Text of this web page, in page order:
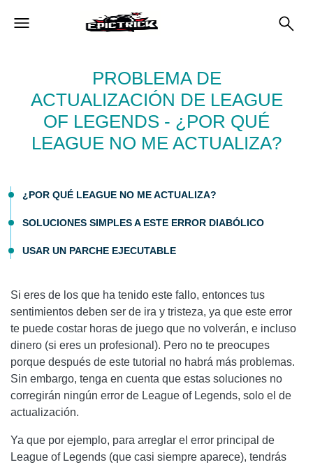
PROBLEMA DE
ACTUALIZACIÓN DE LEAGUE
OF LEGENDS - ¿POR QUÉ
LEAGUE NO ME ACTUALIZA?
¿POR QUÉ LEAGUE NO ME ACTUALIZA?
SOLUCIONES SIMPLES A ESTE ERROR DIABÓLICO
USAR UN PARCHE EJECUTABLE
Si eres de los que ha tenido este fallo, entonces tus
sentimientos deben ser de ira y tristeza, ya que este error
te puede costar horas de juego que no volverán, e incluso
dinero (si eres un profesional). Pero no te preocupes
porque después de este tutorial no habrá más problemas.
Sin embargo, tenga en cuenta que estas soluciones no
corregirán ningún error de League of Legends, solo el de
actualización.
Ya que por ejemplo, para arreglar el error principal de
League of Legends (que casi siempre aparece), tendrás